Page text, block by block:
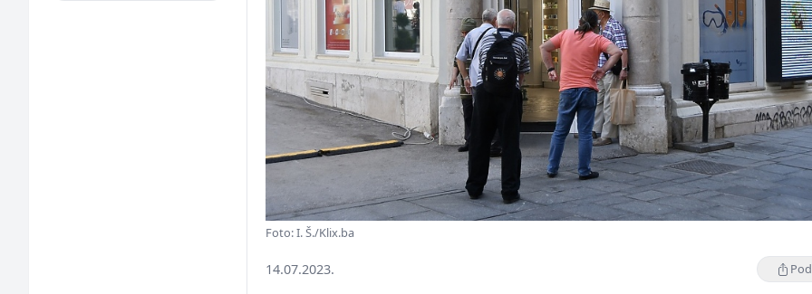
Foto: I. Š./Klix.ba
14.07.2023.